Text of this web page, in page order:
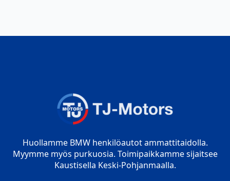
Huollamme BMW henkilöautot ammattitaidolla.
Myymme myös purkuosia. Toimipaikkamme sijaitsee
Kaustisella Keski-Pohjanmaalla.